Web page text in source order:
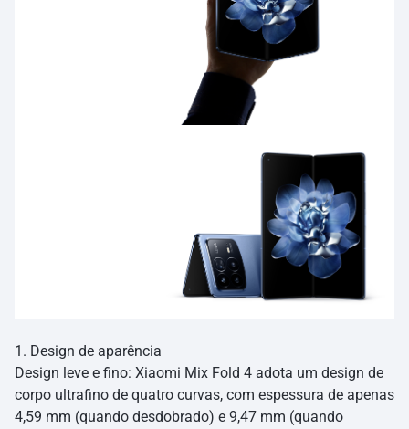
1. Design de aparência
Design leve e fino: Xiaomi Mix Fold 4 adota um design de
corpo ultrafino de quatro curvas, com espessura de apenas
4,59 mm (quando desdobrado) e 9,47 mm (quando